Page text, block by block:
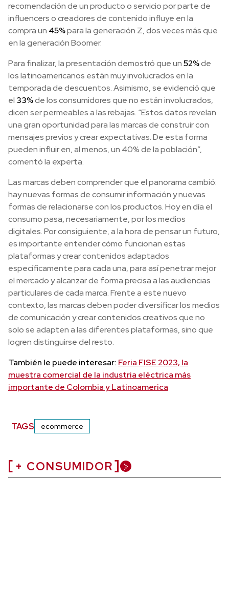
recomendación de un producto o servicio por parte de
influencers o creadores de contenido influye en la
compra un 45%para la generación Z, dos veces más que
en la generación Boomer.
Para finalizar, la presentación demostró que un52%de
los latinoamericanos están muy involucrados en la
temporada de descuentos. Asimismo, se evidenció que
el 33%de los consumidores que no están involucrados,
dicen ser permeables a las rebajas. “Estos datos revelan
una gran oportunidad para las marcas de construir con
mensajes previos y crear expectativas. De esta forma
pueden influir en, al menos, un 40% de la población”,
comentó la experta.
Las marcas deben comprender que el panorama cambió:
hay nuevas formas de consumir información y nuevas
formas de relacionarse con los productos. Hoy en día el
consumo pasa, necesariamente, por los medios
digitales. Por consiguiente, a la hora de pensar un futuro,
es importante entender cómo funcionan estas
plataformas y crear contenidos adaptados
específicamente para cada una, para así penetrar mejor
el mercado y alcanzar de forma precisa a las audiencias
particulares de cada marca. Frente a este nuevo
contexto, las marcas deben poder diversificar los medios
de comunicación y crear contenidos creativos que no
solo se adapten a las diferentes plataformas, sino que
logren distinguirse del resto.
También le puede interesar: Feria FISE 2023, la
muestra comercial de la industria eléctrica más
importante de Colombia y Latinoamerica
TAGS ecommerce
+ CONSUMIDOR